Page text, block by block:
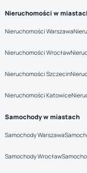
Nieruchomości w
Nieruchomości Warszawa
Nieruchomości Wrocław
Nieruchomości Szczecin
Nieruchomości Katowice
Samochody w miastach
Samochody Warszawa
Samochody Wrocław